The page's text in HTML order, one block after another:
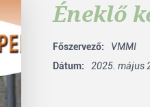
Éneklő
Főszervező:
VMMI
Dátum:
2025. május